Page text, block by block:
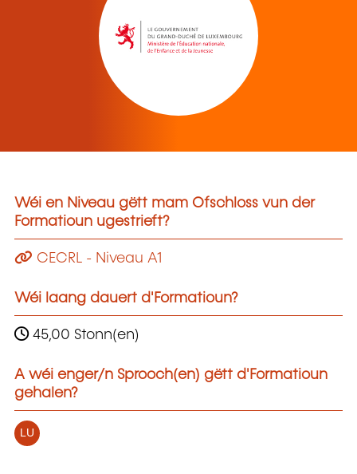
Wéi en Niveau gëtt mam Ofschloss vun der
Formatioun ugestrieft?
CECRL - Niveau A1
Wéi laang dauert d'Formatioun?
45,00 Stonn(en)
A wéi enger/n Sprooch(en) gëtt d'Formatioun
gehalen?
LU